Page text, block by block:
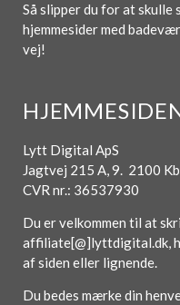
Så slipper du for at skulle
hjemmesider med
vej!
Lytt Digital ApS
Jagtvej 215 A, 9. 2100
CVR nr.: 36537930
Du er velkommen til at
affiliate[@]lyttdigital.dk,
af siden eller lignende.
Du bedes mærke din